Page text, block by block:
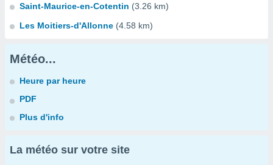
Saint-Maurice-en-Cotentin (3.26 km)
Les Moitiers-d'Allonne (4.58 km)
Météo...
Heure par heure
PDF
Plus d'info
La météo sur votre site